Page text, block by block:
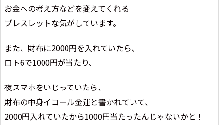
お金への考え方などを変えてくれる
ブレスレットな気がしています。
また、財布に2000円を入れていたら、
ロト6で1000円が当たり、
夜スマホをいじっていたら、
財布の中身イコール金運と書かれていて、
2000円入れていたから1000円当たったんじゃないかと！